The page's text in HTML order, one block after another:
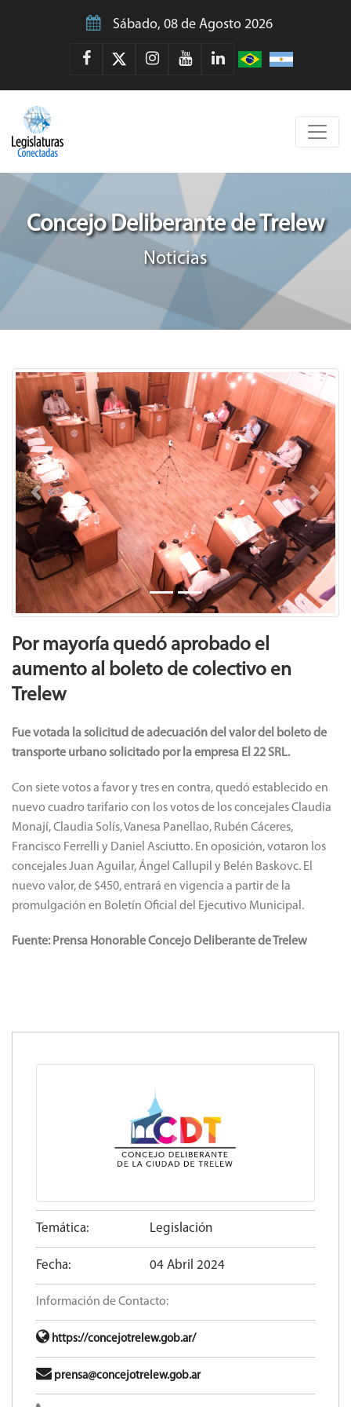
Sábado, 08 de Agosto 2026
Concejo Deliberante de Trelew
Noticias
Previous Next
Por mayoría quedó aprobado el
aumento al boleto de colectivo en
Trelew
Fue votada la solicitud de adecuación del valor del boleto de
transporte urbano solicitado por la empresa El 22 SRL.
Con siete votos a favor y tres en contra, quedó establecido en
nuevo cuadro tarifario con los votos de los concejales Claudia
Monají, Claudia Solís, Vanesa Panellao, Rubén Cáceres,
Francisco Ferrelli y Daniel Asciutto. En oposición, votaron los
concejales Juan Aguilar, Ángel Callupil y Belén Baskovc. El
nuevo valor, de $450, entrará en vigencia a partir de la
promulgación en Boletín Oficial del Ejecutivo Municipal.
Fuente: Prensa Honorable Concejo Deliberante de Trelew
Temática: Legislación
Fecha: 04 Abril 2024
Información de Contacto:
https://concejotrelew.gob.ar/
prensa@concejotrelew.gob.ar